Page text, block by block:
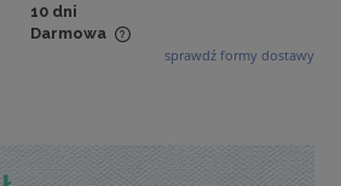
10 dni
Darmowa
kosztów płatności
sprawdź formy dostawy